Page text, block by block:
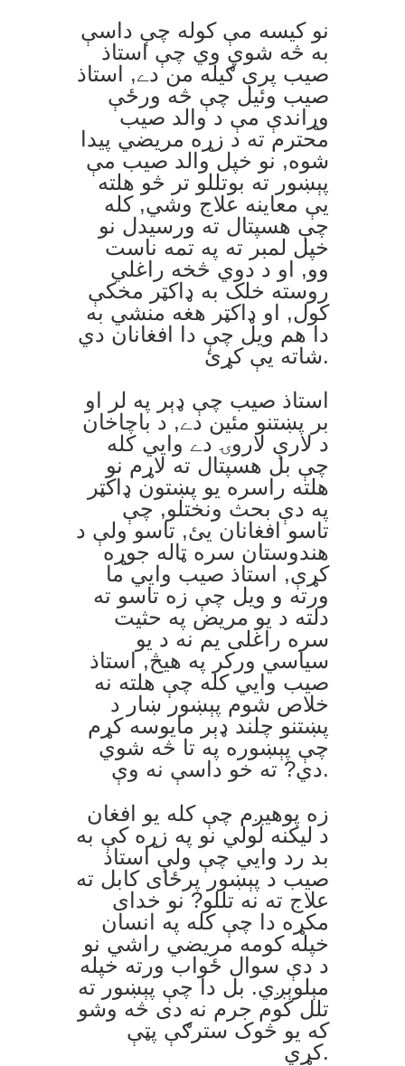
نو کيسه مې کوله چې داسې
به څه شوي وي چې استاذ
صيب پرې ګيله من دے, استاذ
صيب وئيل چې څه ورځې
وړاندې مې د والد صيب
محترم ته د زړه مريضي پيدا
شوه, نو خپل والد صيب مې
پېښور ته بوتللو تر څو هلته
يې معاينه علاج وشي, کله
چې هسپتال ته ورسيدل نو
خپل لمبر ته په تمه ناست
وو, او د دوي څخه راغلي
روسته خلک به ډاکټر مخکې
کول, او ډاکټر هغه منشي به
دا هم ويل چې دا افغانان دي
شاته يې کړئ.
استاذ صيب چې ډېر په لر او
بر پښتنو مئين دے, د باچاخان
د لارې لاروۍ دے وايي کله
چې بل هسپتال ته لاړم نو
هلته راسره يو پښتون ډاکټر
په دې بحث ونختلو, چې
تاسو افغانان يئ, تاسو ولې د
هندوستان سره ټاله جوړه
کړې, استاذ صيب وايي ما
ورته و ويل چې زه تاسو ته
دلته د يو مريض په حثيت
سره راغلی يم نه د يو
سياسي ورکر په هيڅ, استاذ
صيب وايي کله چې هلته نه
خلاص شوم پېښور ښار د
پښتنو چلند ډېر مايوسه کړم
چې پېښوره په تا څه شوي
دي? ته خو داسې نه وې.
زه پوهيږم چې کله يو افغان
د ليکنه لولي نو په زړه کې به
بد رد وايي چې ولې استاذ
صيب د پېښور پرځای کابل ته
علاج ته نه تللو? نو خدای
مکړه دا چې کله په انسان
خپله کومه مريضي راشي نو
د دې سوال ځواب ورته خپله
مېلوېږي. بل دا چې پېښور ته
تلل کوم جرم نه دی څه وشو
که يو څوک سترګې پټې
کړي.